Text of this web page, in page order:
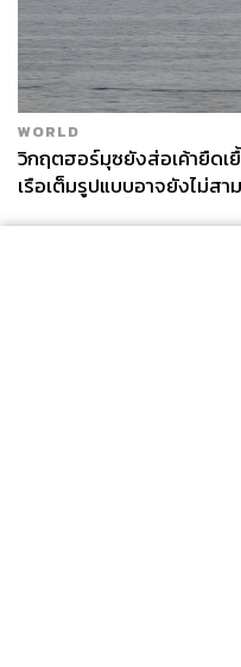
WORLD
วิกฤตฮอร์มุซยังส่อเค้ายืดเ
เรือเต็มรูปแบบอาจยังไม่สา